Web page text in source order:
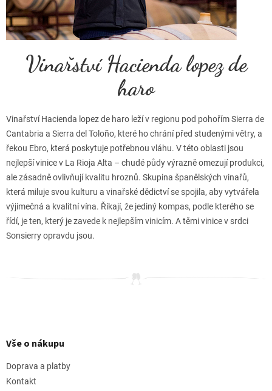
Vinařství Hacienda lopez de
haro
Vinařství Hacienda lopez de haro leží v regionu pod pohořím Sierra de
Cantabria a Sierra del Toloño, které ho chrání před studenými větry, a
řekou Ebro, která poskytuje potřebnou vláhu. V této oblasti jsou
nejlepší vinice v La Rioja Alta – chudé půdy výrazně omezují produkci,
ale zásadně ovlivňují kvalitu hroznů. Skupina španělských vinařů,
která miluje svou kulturu a vinařské dědictví se spojila, aby vytvářela
výjimečná a kvalitní vína. Říkají, že jediný kompas, podle kterého se
řídí, je ten, který je zavede k nejlepším vinicím. A těmi vinice v srdci
Sonsierry opravdu jsou.
pVše o nákupu
Doprava a platby
Kontakt